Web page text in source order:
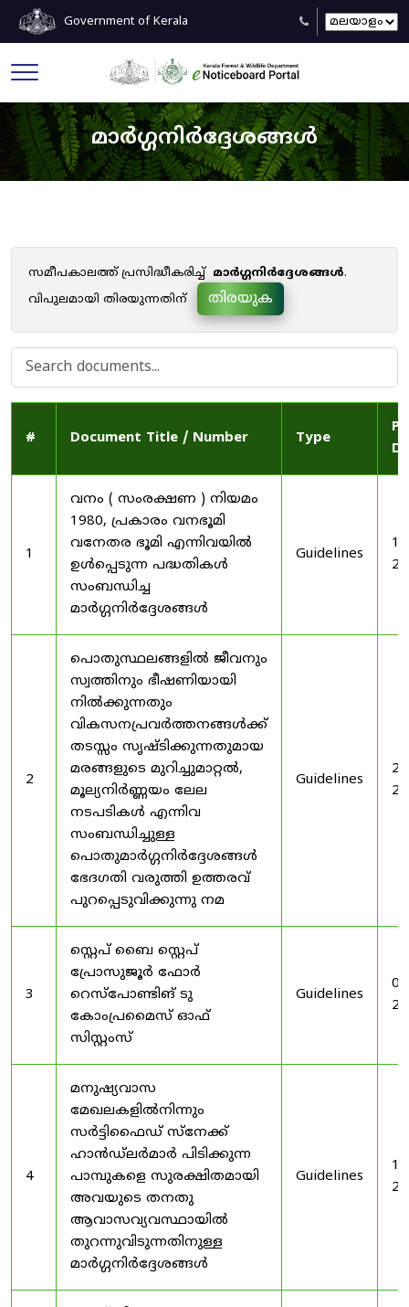
Government of Kerala
മാർഗ്ഗനിർദ്ദേശങ്ങൾ
സമീപകാലത്ത് പ്രസിദ്ധീകരിച്ച് മാർഗ്ഗനിർദ്ദേശങ്ങൾ.
വിപുലമായി തിരയുന്നതിന്
തിരയുക
# Document Title / Number Type
1
വനം ( സംരക്ഷണ ) നിയമം
1980, പ്രകാരം വനഭൂമി
വനേതര ഭൂമി എന്നിവയിൽ
ഉൾപ്പെടുന്ന പദ്ധതികൾ
സംബന്ധിച്ച
മാർഗ്ഗനിർദ്ദേശങ്ങൾ
Guidelines
2
പൊതുസ്ഥലങ്ങളിൽ ജീവനും
സ്വത്തിനും ഭീഷണിയായി
നിൽക്കുന്നതും
വികസനപ്രവർത്തനങ്ങൾക്ക്
തടസ്സം സൃഷ്ടിക്കുന്നതുമായ
മരങ്ങളുടെ മുറിച്ചുമാറ്റൽ,
മൂല്യനിർണ്ണയം ലേല
നടപടികൾ എന്നിവ
സംബന്ധിച്ചുള്ള
പൊതുമാർഗ്ഗനിർദ്ദേശങ്ങൾ
ഭേദഗതി വരുത്തി ഉത്തരവ്
പുറപ്പെടുവിക്കുന്നു നമ
Guidelines
3
സ്റ്റെപ് ബൈ സ്റ്റെപ്
പ്രോസുജൂർ ഫോർ
റെസ്‌പോണ്ടിങ് ടു
കോംപ്രമൈസ് ഓഫ്
സിസ്റ്റംസ്
Guidelines
4
മനുഷ്യവാസ
മേഖലകളിൽനിന്നും
സർട്ടിഫൈഡ് സ്നേക്ക്
ഹാൻഡ്‌ലർമാർ പിടിക്കുന്ന
പാമ്പുകളെ സുരക്ഷിതമായി
അവയുടെ തനതു
ആവാസവ്യവസ്ഥായിൽ
തുറന്നുവിടുന്നതിനുള്ള
മാർഗ്ഗനിർദ്ദേശങ്ങൾ
Guidelines